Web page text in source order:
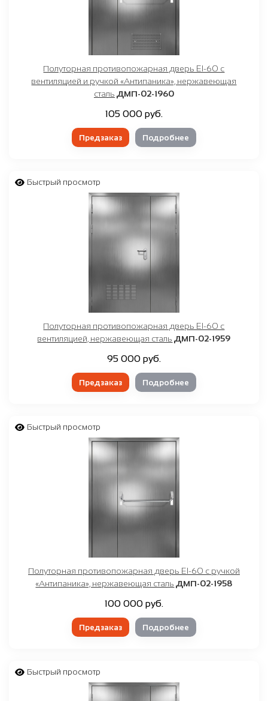
Полуторная противопожарная дверь EI-60 с
вентиляцией и ручкой «Антипаника», нержавеющая
сталь ДМП-02-1960
105 000 руб.
Предзаказ Подробнее
Быстрый просмотр
Полуторная противопожарная дверь EI-60 с
вентиляцией, нержавеющая сталь ДМП-02-1959
95 000 руб.
Предзаказ Подробнее
Быстрый просмотр
Полуторная противопожарная дверь EI-60 с ручкой
«Антипаника», нержавеющая сталь ДМП-02-1958
100 000 руб.
Предзаказ Подробнее
Быстрый просмотр